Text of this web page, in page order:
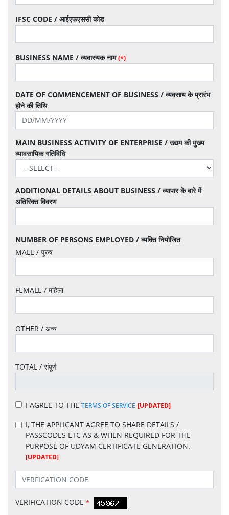
IFSC CODE / आईएफएससी कोड
BUSINESS NAME / व्यवास्यक नाम(*)
DATE OF COMMENCEMENT OF BUSINESS / व्यवसाय के प्रारंभ
होने की तिथि
MAIN BUSINESS ACTIVITY OF ENTERPRISE / उद्यम की मुख्य
व्यावसायिक गतिविधि
ADDITIONAL DETAILS ABOUT BUSINESS / व्यापार के बारे में
अतिरिक्त विवरण
NUMBER OF PERSONS EMPLOYED / व्यक्ति नियोजित
MALE / पुरुष
FEMALE / महिला
OTHER / अन्य
TOTAL / संपूर्ण
I AGREE TO THE TERMS OF SERVICE [UPDATED]
I, THE APPLICANT AGREE TO SHARE DETAILS /
PASSCODES ETC AS & WHEN REQUIRED FOR THE
PURPOSE OF UDYAM CERTIFICATE GENERATION.
[UPDATED]
VERIFICATION CODE *